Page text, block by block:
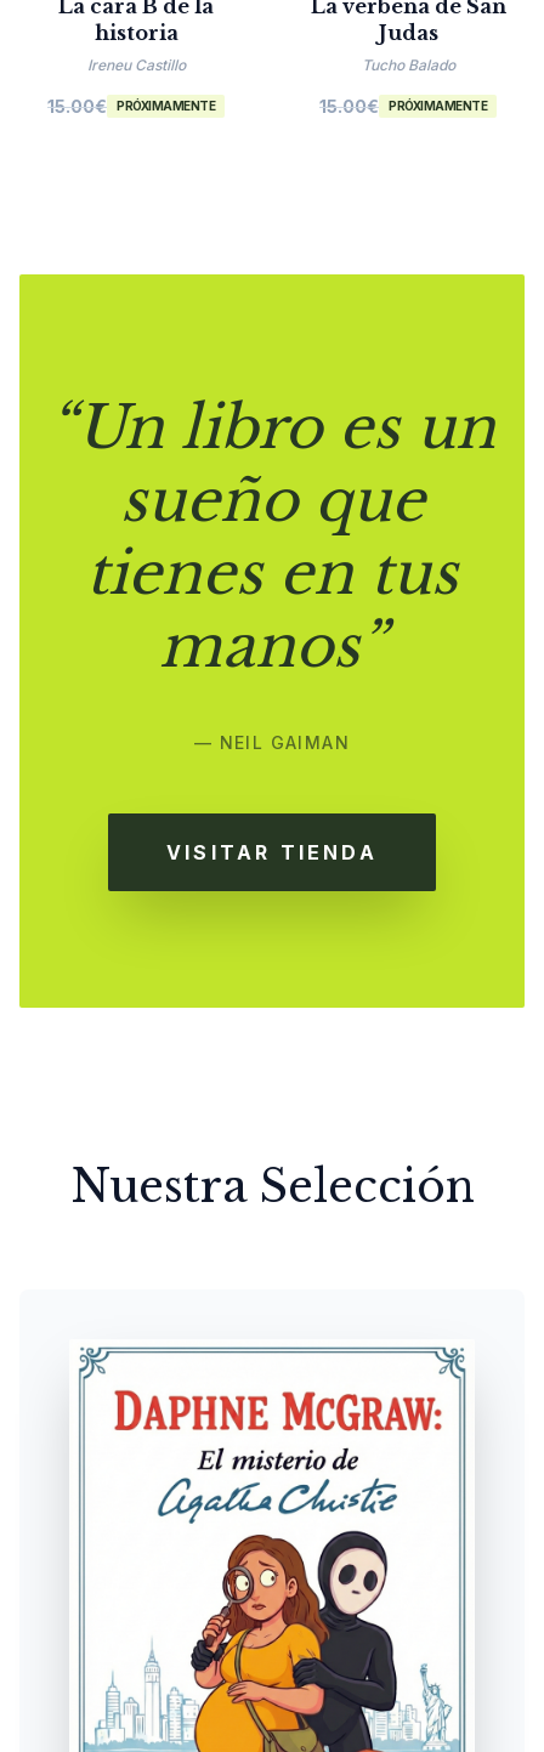
La cara B de la
historia
Ireneu Castillo
15.00€ PRÓXIMAMENTE
La verbena de San
Judas
Tucho Balado
15.00€ PRÓXIMAMENTE
“Un libro es un
sueño que
tienes en tus
manos”
— NEIL GAIMAN
VISITAR TIENDA
Nuestra Selección